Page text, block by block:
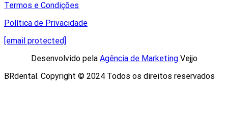
Termos e Condições
Política de Privacidade
[email protected]
Desenvolvido pela Agência de MarketingVejjo​
BRdental. Copyright © 2024 Todos os direitos reservados